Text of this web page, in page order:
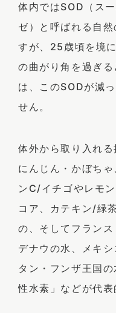
体内ではSOD（ス
ゼ）と呼ばれる自
すが、25歳頃を境
の曲がり角を過ぎ
は、このSODが減
せん。
体外から取り入れ
にんじん・かぼち
ンC/イチゴやレモ
コア、カテキン/緑
の、そしてフラン
デナウの水、メキ
タン・フンザ王国
性水素」などが代表